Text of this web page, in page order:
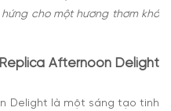
cho một hương thơm khó
Afternoon Delight
Delight là một sáng tạo tinh